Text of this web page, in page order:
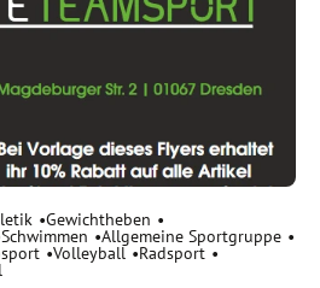
Gewichtheben
Schwimmen Allgemeine Sportgruppe
Volleyball Radsport